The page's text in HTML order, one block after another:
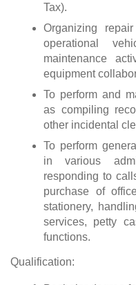
Tax).
Organizing
operational
maintenance
equipment
To perform and
as compiling
other incidental
To perform
in various
responding to
purchase of
stationery,
services, petty
functions.
Qualification: